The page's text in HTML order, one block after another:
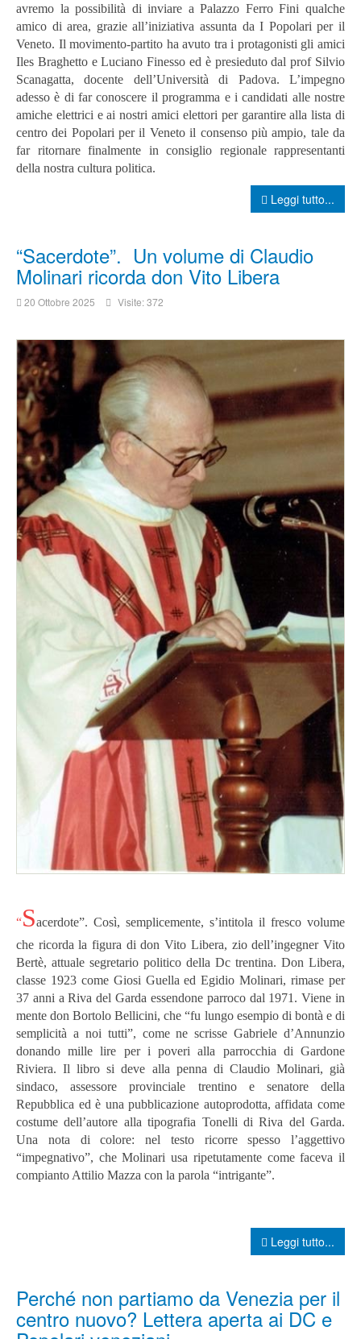
avremo la possibilità di inviare a Palazzo Ferro Fini qualche
amico di area, grazie all’iniziativa assunta da I Popolari per il
Veneto. Il movimento-partito ha avuto tra i protagonisti gli amici
Iles Braghetto e Luciano Finesso ed è presieduto dal prof Silvio
Scanagatta, docente dell’Università di Padova. L’impegno
adesso è di far conoscere il programma e i candidati alle nostre
amiche elettrici e ai nostri amici elettori per garantire alla lista di
centro dei Popolari per il Veneto il consenso più ampio, tale da
far ritornare finalmente in consiglio regionale rappresentanti
della nostra cultura politica.
Leggi tutto...
“Sacerdote”. Un volume di Claudio
Molinari ricorda don Vito Libera
20 Ottobre 2025 Visite: 372
“Sacerdote”. Così, semplicemente, s’intitola il fresco volume
che ricorda la figura di don Vito Libera, zio dell’ingegner Vito
Bertè, attuale segretario politico della Dc trentina. Don Libera,
classe 1923 come Giosi Guella ed Egidio Molinari, rimase per
37 anni a Riva del Garda essendone parroco dal 1971. Viene in
mente don Bortolo Bellicini, che “fu lungo esempio di bontà e di
semplicità a noi tutti”, come ne scrisse Gabriele d’Annunzio
donando mille lire per i poveri alla parrocchia di Gardone
Riviera.Il libro si deve alla penna di Claudio Molinari, già
sindaco, assessore provinciale trentino e senatore della
Repubblica ed è una pubblicazione autoprodotta, affidata come
costume dell’autore alla tipografia Tonelli di Riva del Garda.
Una nota di colore: nel testo ricorre spesso l’aggettivo
“impegnativo”, che Molinari usa ripetutamente come faceva il
compianto Attilio Mazza con la parola “intrigante”.
Leggi tutto...
Perché non partiamo da Venezia per il
centro nuovo? Lettera aperta ai DC e